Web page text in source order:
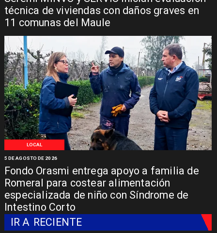
técnica de viviendas con daños graves en
11 comunas del Maule
LOCAL
Fondo Orasmi entrega apoyo a familia de
Romeral para costear alimentación
especializada de niño con Síndrome de
Intestino Corto
5 DE AGOSTO DE 2026
IR A RECIENTE